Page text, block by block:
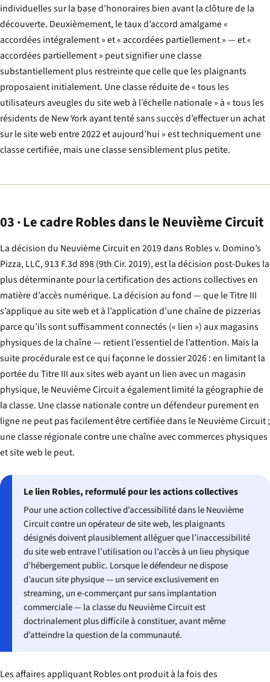
individuelles sur la base d’honoraires bien avant la clôture de la
découverte. Deuxièmement, le taux d’accord amalgame «
accordées intégralement » et « accordées partiellement » — et «
accordées partiellement » peut signifier une classe
substantiellement plus restreinte que celle que les plaignants
proposaient initialement. Une classe réduite de « tous les
utilisateurs aveugles du site web à l’échelle nationale » à « tous les
résidents de New York ayant tenté sans succès d’effectuer un achat
sur le site web entre 2022 et aujourd’hui » est techniquement une
classe certifiée, mais une classe sensiblement plus petite.
03 · Le cadre Robles dans le Neuvième Circuit
La décision du Neuvième Circuit en 2019 dans Robles v. Domino’s
Pizza, LLC, 913 F.3d 898 (9th Cir. 2019), est la décision post-Dukes la
plus déterminante pour la certification des actions collectives en
matière d’accès numérique. La décision au fond — que le Titre III
s’applique au site web et à l’application d’une chaîne de pizzerias
parce qu’ils sont suffisamment connectés (« lien ») aux magasins
physiques de la chaîne — retient l’essentiel de l’attention. Mais la
suite procédurale est ce qui façonne le dossier 2026 : en limitant la
portée du Titre III aux sites web ayant un lien avec un magasin
physique, le Neuvième Circuit a également limité la géographie de
la classe. Une classe nationale contre un défendeur purement en
ligne ne peut pas facilement être certifiée dans le Neuvième Circuit ;
une classe régionale contre une chaîne avec commerces physiques
et site web le peut.
Le lien Robles, reformulé pour les actions collectives
Pour une action collective d’accessibilité dans le Neuvième
Circuit contre un opérateur de site web, les plaignants
désignés doivent plausiblement alléguer que l’inaccessibilité
du site web entrave l’utilisation ou l’accès à un lieu physique
d’hébergement public. Lorsque le défendeur ne dispose
d’aucun site physique — un service exclusivement en
streaming, un e-commerçant pur sans implantation
commerciale — la classe du Neuvième Circuit est
doctrinalement plus difficile à constituer, avant même
d’atteindre la question de la communauté.
Les affaires appliquantRoblesont produit à la fois des